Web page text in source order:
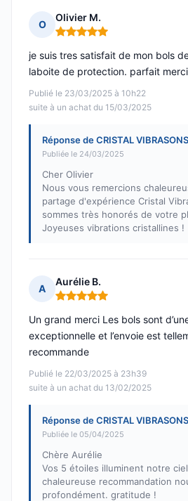
O
Olivier M.
Note : 5 sur 5
Publié le 23/03/2025 à 10h22
suite à un achat du 15/03/2025
je suis tres satisfait de mon bols
laboite de protection. parfait
Réponse de CRISTAL VIBRASONS
Publiée le 24/03/2025
Cher Olivier
Nous vous remercions
partage d'expérience Cristal
sommes très honorés de votre
Joyeuses vibrations cristallines !
A
Aurélie B.
Note : 5 sur 5
Publié le 22/03/2025 à 23h39
suite à un achat du 13/02/2025
Un grand merci Les bols sont
exceptionnelle et l’envoie est
recommande
Réponse de CRISTAL VIBRASONS
Publiée le 05/04/2025
Chère Aurélie
Vos 5 étoiles illuminent notre
chaleureuse recommandation
profondément. gratitude !